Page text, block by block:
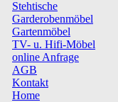
Stehtische
Garderobenmöbel
Gartenmöbel
TV- u. Hifi-Möbel
online Anfrage
AGB
Kontakt
Home